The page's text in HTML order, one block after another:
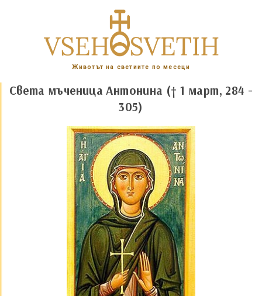
Животът на светиите по месеци
Света мъченица Антонина († 1 март, 284 -
305)